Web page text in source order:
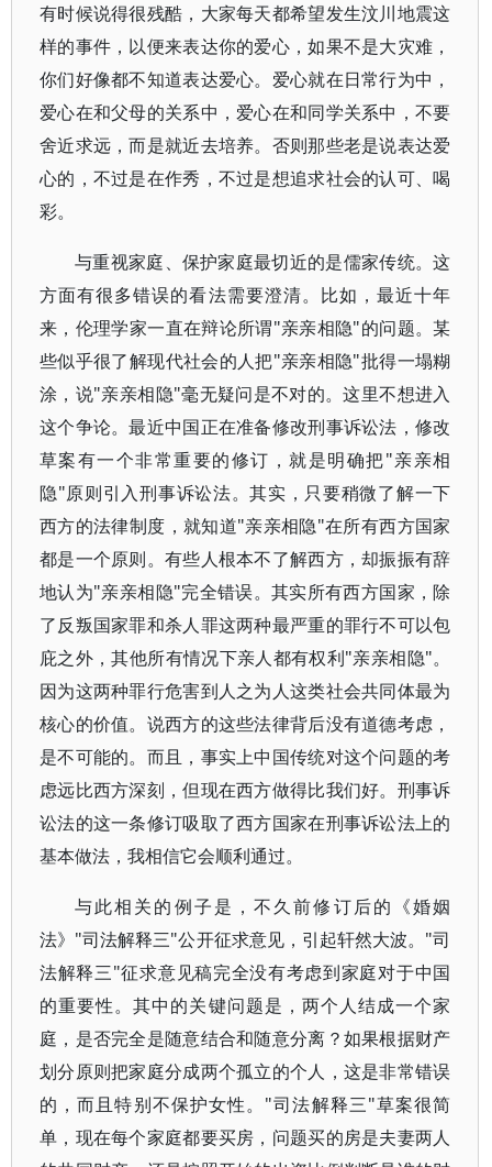
有时候说得很残酷，大家每天都希望发生汶川地震这
样的事件，以便来表达你的爱心，如果不是大灾难，
你们好像都不知道表达爱心。爱心就在日常行为中，
爱心在和父母的关系中，爱心在和同学关系中，不要
舍近求远，而是就近去培养。否则那些老是说表达爱
心的，不过是在作秀，不过是想追求社会的认可、喝
彩。
与重视家庭、保护家庭最切近的是儒家传统。这
方面有很多错误的看法需要澄清。比如，最近十年
来，伦理学家一直在辩论所谓"亲亲相隐"的问题。某
些似乎很了解现代社会的人把"亲亲相隐"批得一塌糊
涂，说"亲亲相隐"毫无疑问是不对的。这里不想进入
这个争论。最近中国正在准备修改刑事诉讼法，修改
草案有一个非常重要的修订，就是明确把"亲亲相
隐"原则引入刑事诉讼法。其实，只要稍微了解一下
西方的法律制度，就知道"亲亲相隐"在所有西方国家
都是一个原则。有些人根本不了解西方，却振振有辞
地认为"亲亲相隐"完全错误。其实所有西方国家，除
了反叛国家罪和杀人罪这两种最严重的罪行不可以包
庇之外，其他所有情况下亲人都有权利"亲亲相隐"。
因为这两种罪行危害到人之为人这类社会共同体最为
核心的价值。说西方的这些法律背后没有道德考虑，
是不可能的。而且，事实上中国传统对这个问题的考
虑远比西方深刻，但现在西方做得比我们好。刑事诉
讼法的这一条修订吸取了西方国家在刑事诉讼法上的
基本做法，我相信它会顺利通过。
与此相关的例子是，不久前修订后的《婚姻
法》"司法解释三"公开征求意见，引起轩然大波。"司
法解释三"征求意见稿完全没有考虑到家庭对于中国
的重要性。其中的关键问题是，两个人结成一个家
庭，是否完全是随意结合和随意分离？如果根据财产
划分原则把家庭分成两个孤立的个人，这是非常错误
的，而且特别不保护女性。"司法解释三"草案很简
单，现在每个家庭都要买房，问题买的房是夫妻两人